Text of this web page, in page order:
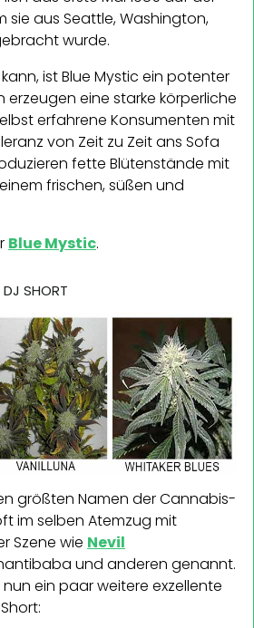
sie aus Seattle, Washington,
wurde.
ist Blue Mystic ein potenter
erzeugen eine starke körperliche
erfahrene Konsumenten mit
von Zeit zu Zeit ans Sofa
fette Blütenstände mit
einem frischen, süßen und
Blue Mystic.
DJ SHORT
größten Namen der Cannabis-
im selben Atemzug mit
Szene wie Nevil
und anderen genannt.
nun ein paar weitere exzellente